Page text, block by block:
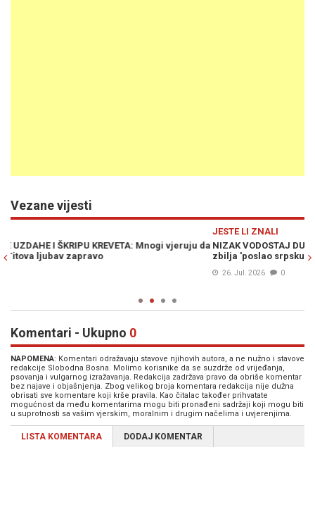
Vezane vijesti
daNIZAK VODOSTAJ DUNAVO OTKRIO KRVAVU PROŠLOST: Je li Tito
zbilja 'poslao srpsku nejač da gine'?
Komentari - Ukupno 0
NAPOMENA: Komentari odražavaju stavove njihovih autora, a ne nužno i stavove
redakcije Slobodna Bosna. Molimo korisnike da se suzdrže od vrijeđanja,
psovanja i vulgarnog izražavanja. Redakcija zadržava pravo da obriše komentar
bez najave i objašnjenja. Zbog velikog broja komentara redakcija nije dužna
obrisati sve komentare koji krše pravila. Kao čitalac također prihvatate
mogućnost da među komentarima mogu biti pronađeni sadržaji koji mogu biti
u suprotnosti sa vašim vjerskim, moralnim i drugim načelima i uvjerenjima.
LISTA KOMENTARA DODAJ KOMENTAR